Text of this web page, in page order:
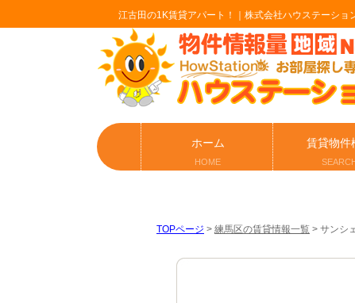
江古田の1K賃貸アパート！｜株式会社ハウステーショ
ホーム
HOME
賃貸物件
TOPページ > 練馬区の賃貸情報一覧 > サンシ